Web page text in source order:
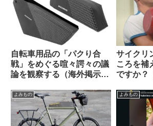
自転車用品の「パクり合
戦」をめぐる喧々諤々の議
論を観察する（海外掲示板
サイクリ
ころを補
ですか？
よみもの よみもの